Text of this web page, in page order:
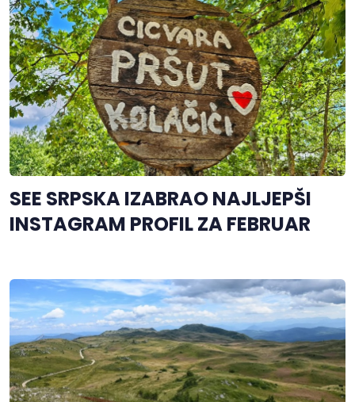
SEE SRPSKA IZABRAO NAJLJEPŠI
INSTAGRAM PROFIL ZA FEBRUAR